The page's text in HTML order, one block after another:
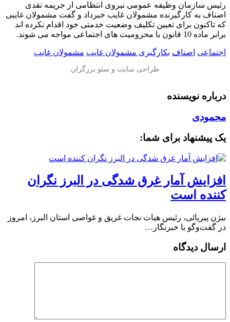
رئیس سازمان وظیفه عمومی نیروی انتظامی از جریمه نقدی
اصناف به کارگیرنده مشمولان غایب خبرداد و گفت مشمولان غایبی
که تاکنون برای تعیین تکلیف وضعیت خدمتی خود اقدام نکرده اند
برابر ماده 10 قانون با محرومیت های اجتماعی مواجه می شوند.
اجتماعی اصناف بکارگیری مشمولان غایب مشمولان غایب
درباره نویسنده
محمودی
یک پیشنهاد برای شما:
افزایش آمار غرق شدگی در البرز نگران
کننده است
بیژن پیریائی، رئیس هیات نجات غریق و غواصی استان البرز، امروز
در گفت‌وگو با خبرنگار…
ارسال دیدگاه